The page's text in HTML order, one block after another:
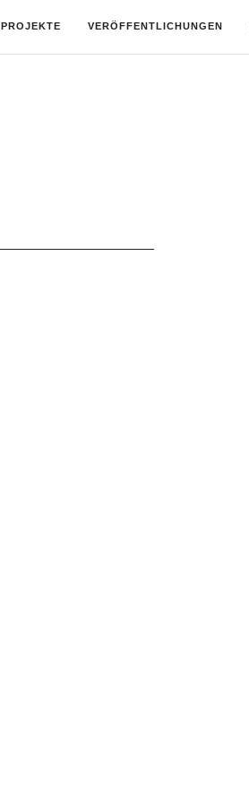
PROJEKTE VERÖFFENTLICHUNGEN